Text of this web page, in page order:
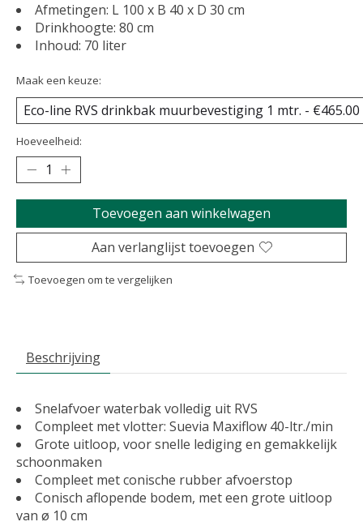
Afmetingen: L 100 x B 40 x D 30 cm
Drinkhoogte: 80 cm
Inhoud: 70 liter
Maak een keuze:
Hoeveelheid:
Toevoegen aan winkelwagen
Aan verlanglijst toevoegen
Toevoegen om te vergelijken
Beschrijving
Snelafvoer waterbak volledig uit RVS
Compleet met vlotter: Suevia Maxiflow 40-ltr./min
Grote uitloop, voor snelle lediging en gemakkelijk
schoonmaken
Compleet met conische rubber afvoerstop
Conisch aflopende bodem, met een grote uitloop
van ø 10 cm